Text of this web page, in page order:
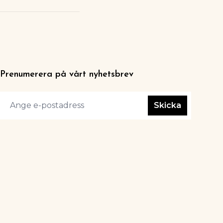
Prenumerera på vårt nyhetsbrev
Skicka